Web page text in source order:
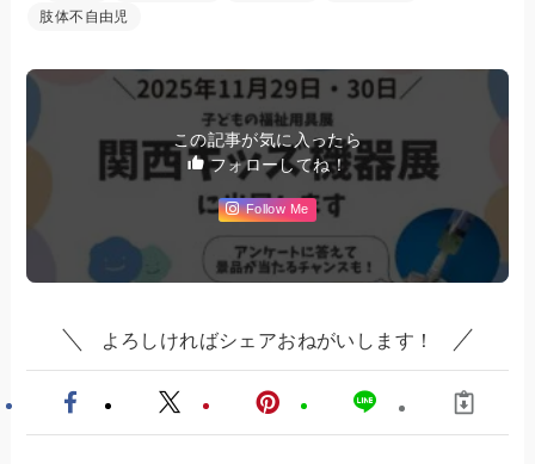
肢体不自由児
この記事が気に入ったら
フォローしてね！
Follow Me
よろしければシェアおねがいします！